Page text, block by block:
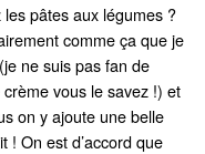
les pâtes aux légumes ?
comme ça que je
ne suis pas fan de
vous le savez !) et
on y ajoute une belle
! On est d’accord que